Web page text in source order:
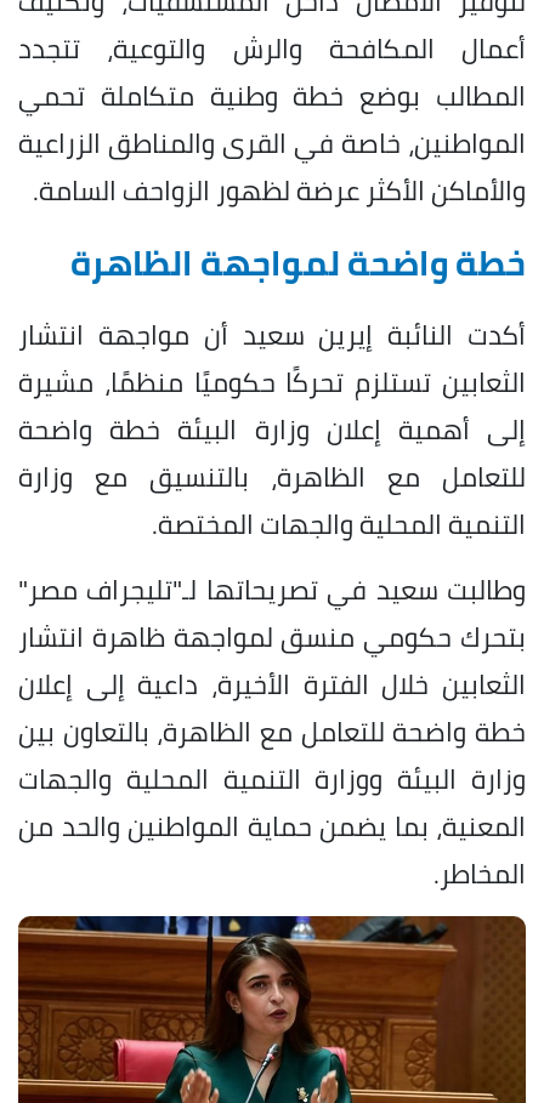
أعمال المكافحة والرش والتوعية، تتجدد
المطالب بوضع خطة وطنية متكاملة تحمي
المواطنين، خاصة في القرى والمناطق الزراعية
والأماكن الأكثر عرضة لظهور الزواحف السامة.
خطة واضحة لمواجهة الظاهرة
أكدت النائبة إيرين سعيد أن مواجهة انتشار
الثعابين تستلزم تحركًا حكوميًا منظمًا، مشيرة
إلى أهمية إعلان وزارة البيئة خطة واضحة
للتعامل مع الظاهرة، بالتنسيق مع وزارة
التنمية المحلية والجهات المختصة.
وطالبت سعيد في تصريحاتها لـ"تليجراف مصر"
بتحرك حكومي منسق لمواجهة ظاهرة انتشار
الثعابين خلال الفترة الأخيرة، داعية إلى إعلان
خطة واضحة للتعامل مع الظاهرة، بالتعاون بين
وزارة البيئة ووزارة التنمية المحلية والجهات
المعنية، بما يضمن حماية المواطنين والحد من
المخاطر.